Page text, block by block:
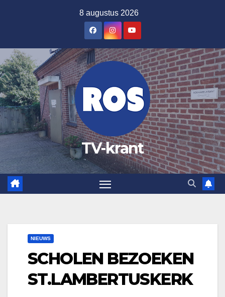
inhoud
8 augustus 2026
TV-krant
NIEUWS
SCHOLEN BEZOEKEN
ST.LAMBERTUSKERK